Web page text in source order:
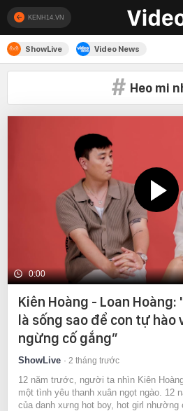
KENH14.VN
ShowLive Video News
Heo mi
0:00
Kiên Hoàng - Loan
là sống sao để con tự hào
ngừng cố gắng”
ShowLive 2 tháng trước
12 năm trước, người ta nhìn Kiên
một tình yêu thanh xuân ngọt ngào. 12
của danh xưng hot boy, hot girl nhường